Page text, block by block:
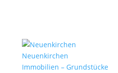
Neuenkirchen
Immobilien – Grundstücke